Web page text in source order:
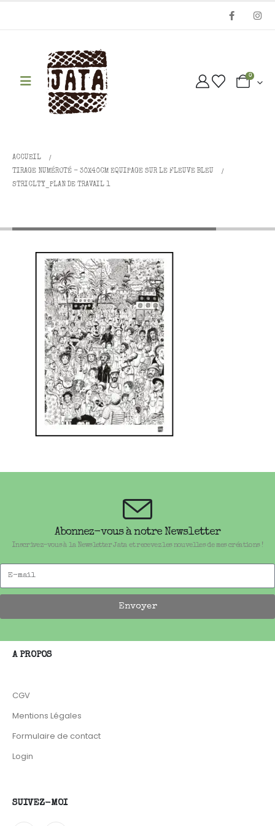
0
ACCUEIL
TIRAGE NUMÉROTÉ - 30X40CM EQUIPAGE SUR LE FLEUVE BLEU
STRICLTY_PLAN DE TRAVAIL 1
Abonnez-vous à notre Newsletter
Inscrivez-vous à la Newsletter Jata et recevez les nouvelles de mes créations !
Envoyer
A PROPOS
CGV
Mentions Légales
Formulaire de contact
Login
SUIVEZ-MOI